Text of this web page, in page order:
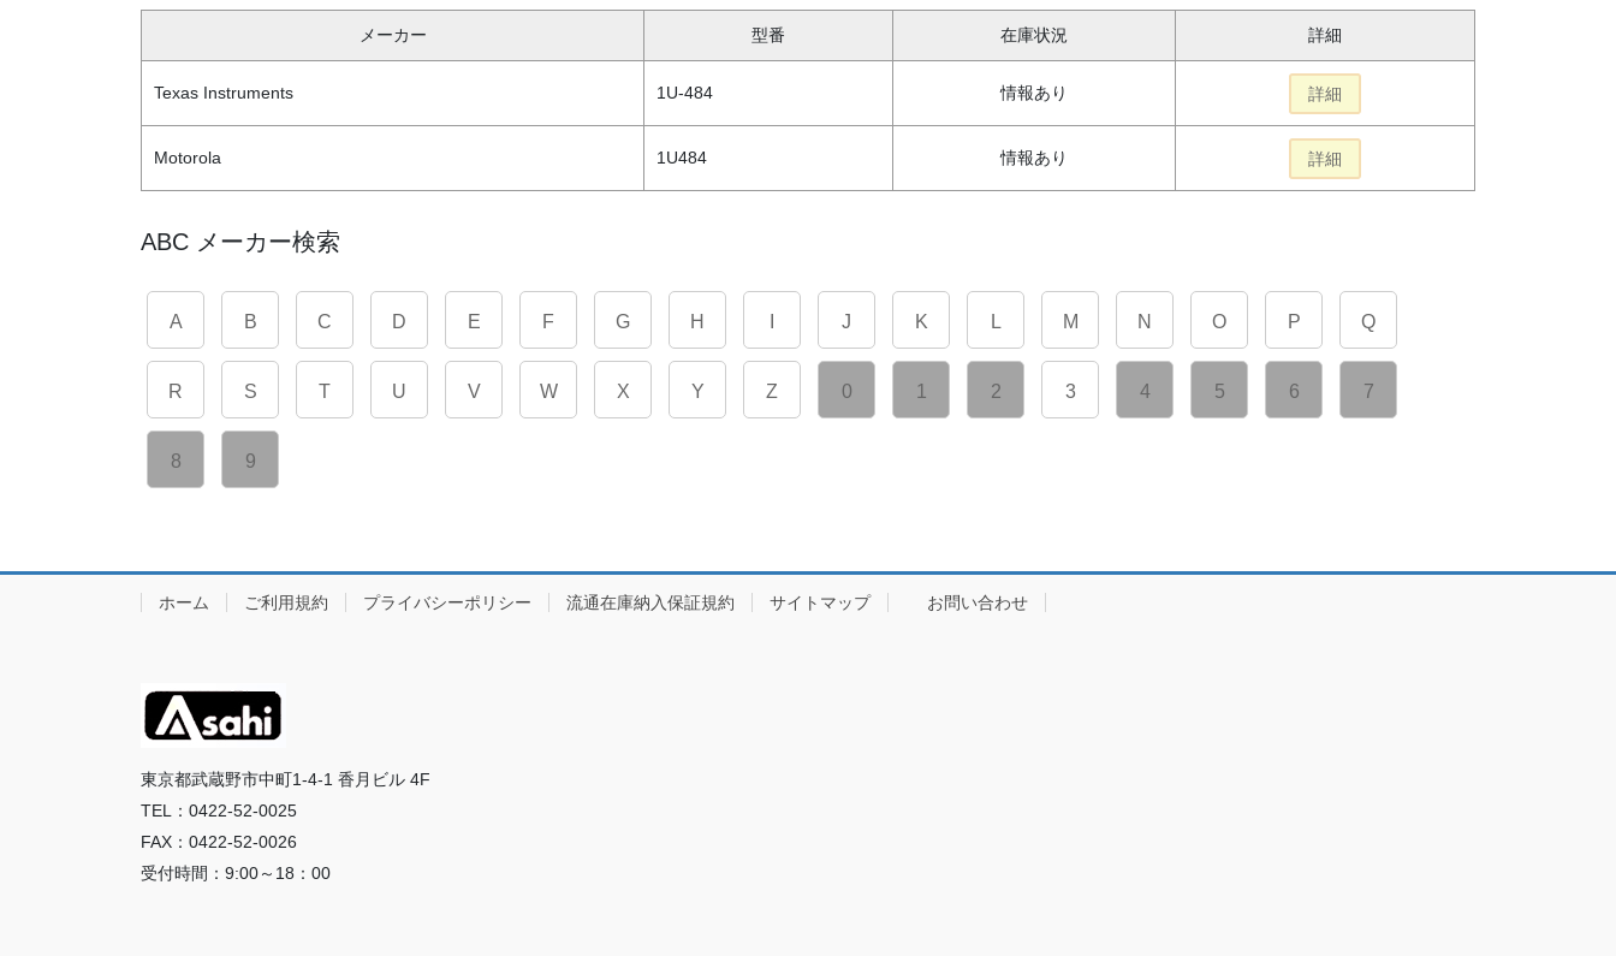
メーカー 型番 在庫状況 詳細
Texas Instruments 1U-484 情報あり 詳細
Motorola 1U484 情報あり 詳細
ABC メーカー検索
A B C D E F G H J K L M N O P Q
R S T U V W X Y Z 0 1 2 3 4 5 6 7
8 9
ホーム ご利用規約 プライバシーポリシー 流通在庫納入保証規約 サイトマップ お問い合わせ
東京都武蔵野市中町1-4-1 香月ビル 4F
TEL：0422-52-0025
FAX：0422-52-0026
受付時間：9:00～18：00